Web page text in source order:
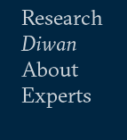
Research
Diwan
About
Experts